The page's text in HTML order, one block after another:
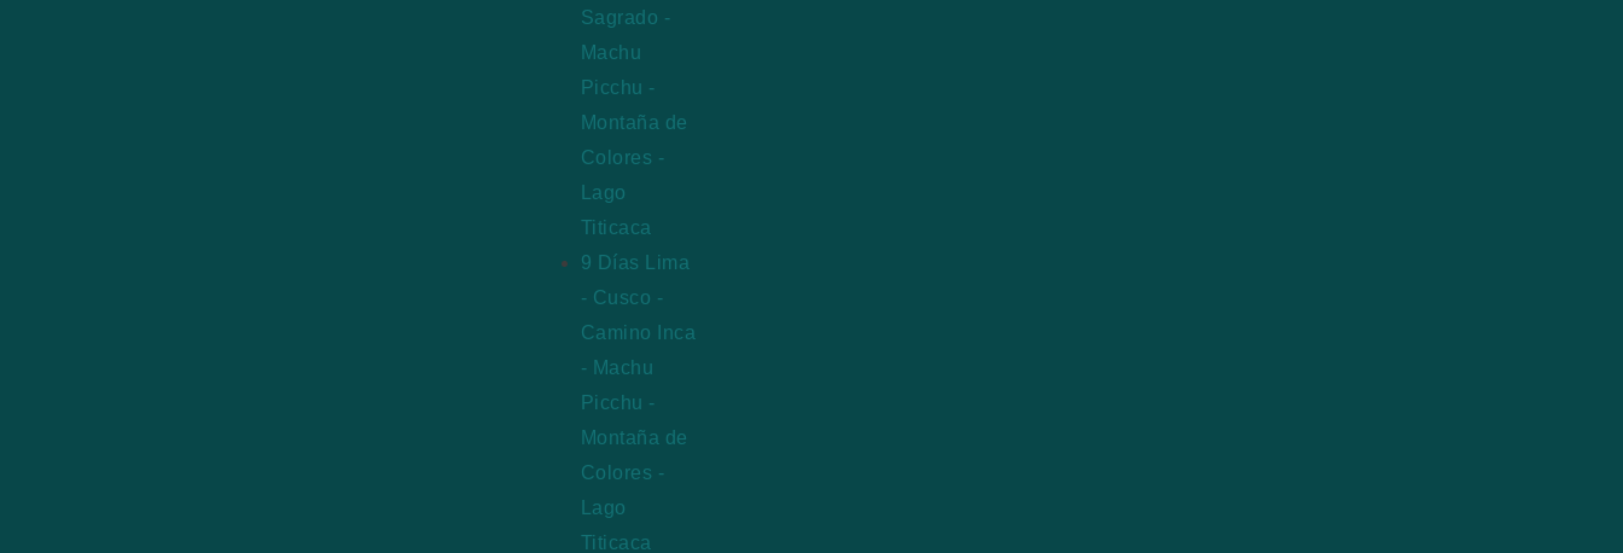
Sagrado -
Machu
Picchu -
Montaña de
Colores -
Lago
Titicaca
9 Días Lima
- Cusco -
Camino Inca
- Machu
Picchu -
Montaña de
Colores -
Lago
Titicaca